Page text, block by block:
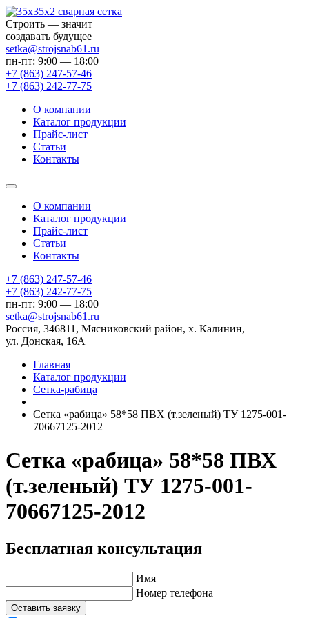
Строить — значит
создавать будущее
setka@strojsnab61.ru
пн-пт: 9:00 — 18:00
+7 (863) 247-57-46
+7 (863) 242-77-75
О компании
Каталог продукции
Прайс-лист
Статьи
Контакты
О компании
Каталог продукции
Прайс-лист
Статьи
Контакты
+7 (863) 247-57-46
+7 (863) 242-77-75
пн-пт: 9:00 — 18:00
setka@strojsnab61.ru
Россия, 346811, Мясниковский район, х. Калинин,
ул. Донская, 16А
Главная
Каталог продукции
Сетка-рабица
Сетка «рабица» 58*58 ПВХ (т.зеленый) ТУ 1275-001-
70667125-2012
Сетка «рабица» 58*58 ПВХ
(т.зеленый) ТУ 1275-001-
70667125-2012
Бесплатная консультация
Имя
Номер телефона
Оставить заявку